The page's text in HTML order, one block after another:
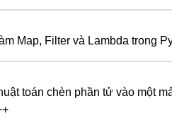
Map, Filter và Lambda trong
toán chèn phần tử vào một